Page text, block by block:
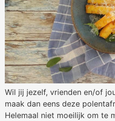
Wil jij jezelf, vrienden en/of
maak dan eens deze
Helemaal niet moeilijk om te